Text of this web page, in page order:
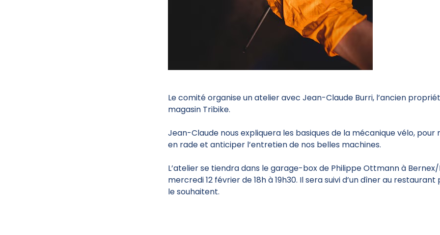
Le comité organise un atelier avec Jean-Claude Burri, l’ancien
magasin Tribike.
Jean-Claude nous expliquera les basiques de la mécanique vélo, pour
en rade et anticiper l’entretien de nos belles machines.
L’atelier se tiendra dans le garage-box de Philippe Ottmann à Bernex/
mercredi 12 février de 18h à 19h30. Il sera suivi d’un dîner au restaurant
le souhaitent.